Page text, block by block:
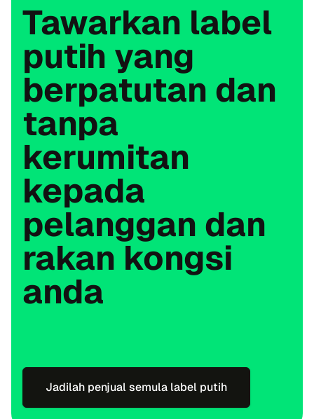
Tawarkan label
putih yang
berpatutan dan
tanpa
kerumitan
kepada
pelanggan dan
rakan kongsi
anda
Jadilah penjual semula label putih